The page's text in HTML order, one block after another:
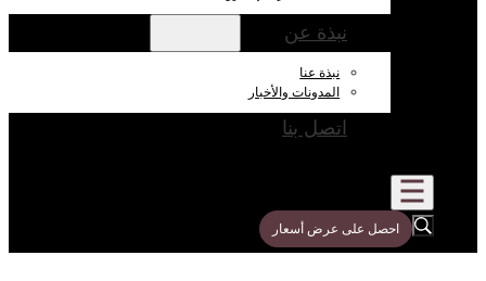
نبذة عن
نبذة عنا
المدونات والأخبار
اتصل بنا
احصل على عرض أسعار